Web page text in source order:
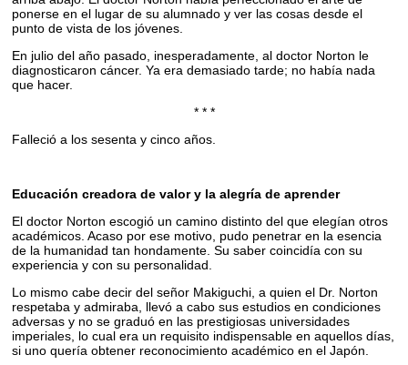
ponerse en el lugar de su alumnado y ver las cosas desde el
punto de vista de los jóvenes.
En julio del año pasado, inesperadamente, al doctor Norton le
diagnosticaron cáncer. Ya era demasiado tarde; no había nada
que hacer.
* * *
Falleció a los sesenta y cinco años.
Educación creadora de valor y la alegría de aprender
El doctor Norton escogió un camino distinto del que elegían otros
académicos. Acaso por ese motivo, pudo penetrar en la esencia
de la humanidad tan hondamente. Su saber coincidía con su
experiencia y con su personalidad.
Lo mismo cabe decir del señor Makiguchi, a quien el Dr. Norton
respetaba y admiraba, llevó a cabo sus estudios en condiciones
adversas y no se graduó en las prestigiosas universidades
imperiales, lo cual era un requisito indispensable en aquellos días,
si uno quería obtener reconocimiento académico en el Japón.